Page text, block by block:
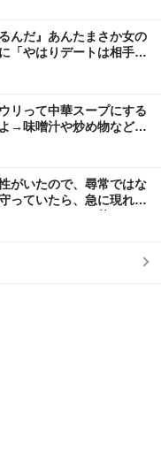
んだ』あんたまさか女の
「やはりデートは相手へ
リって中華スープにする
→味噌汁や炒め物など、
がいたので、尋常ではな
っていたら、急に現れた
スマホをはたき落とされ